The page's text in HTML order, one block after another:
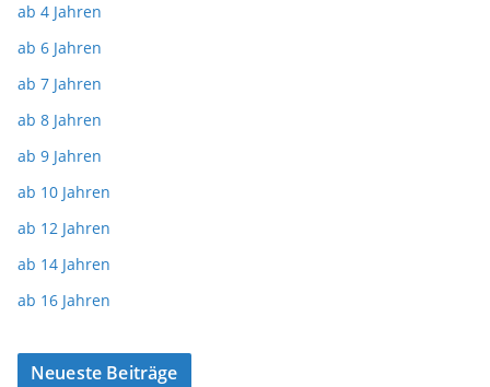
ab 4 Jahren
ab 6 Jahren
ab 7 Jahren
ab 8 Jahren
ab 9 Jahren
ab 10 Jahren
ab 12 Jahren
ab 14 Jahren
ab 16 Jahren
Neueste Beiträge